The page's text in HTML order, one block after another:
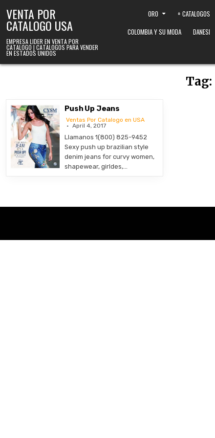
VENTA POR
CATALOGO USA
EMPRESA LIDER EN VENTA POR
CATALOGO | CATALOGOS PARA VENDER
EN ESTADOS UNIDOS
ORO + CATALOGOS
COLOMBIA Y SU MODA
DANESI
Tag:
Push Up Jeans
Ventas Por Catalogo en USA
April 4, 2017
Llamanos 1(800) 825-9452
Sexy push up brazilian style
denim jeans for curvy women,
shapewear, girldes,…